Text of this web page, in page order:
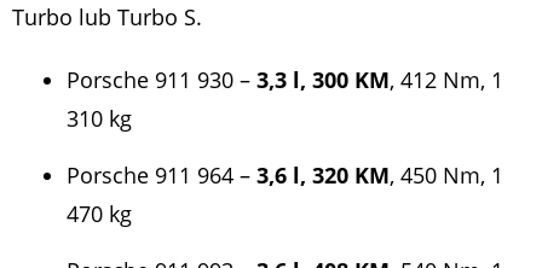
Turbo lub Turbo S.
Porsche 911 930 – 3,3 l, 300 KM, 412 Nm, 1
310 kg
Porsche 911 964 – 3,6 l, 320 KM, 450 Nm, 1
470 kg